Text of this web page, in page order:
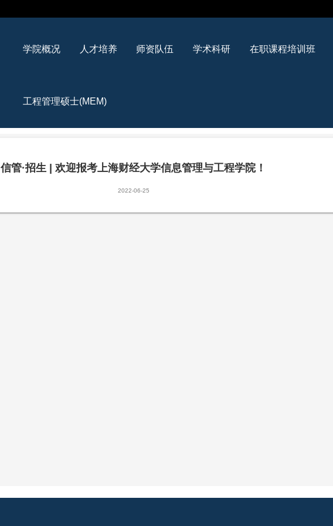
学院概况 人才培养 师资队伍 学术科研 在职课程培训班
工程管理硕士(MEM)
信管·招生 | 欢迎报考上海财经大学信息管理与工程学院！
2022-06-25